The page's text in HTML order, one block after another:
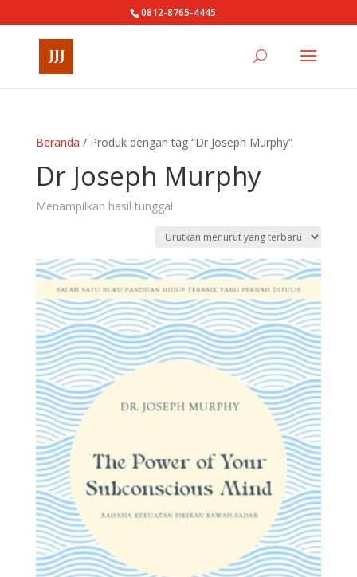
0812-8765-4445
Beranda / Produk dengan tag “Dr Joseph Murphy”
Dr Joseph Murphy
Menampilkan hasil tunggal